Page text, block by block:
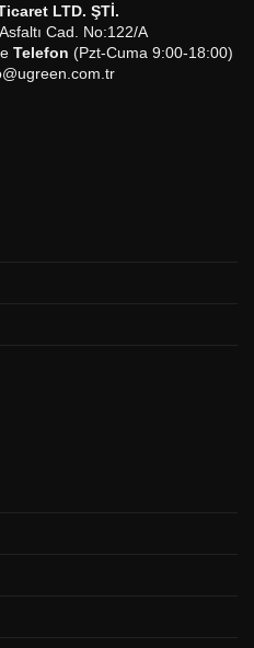
LTD. ŞTİ.
Cad. No:122/A
Telefon (Pzt-Cuma 9:00-18:00)